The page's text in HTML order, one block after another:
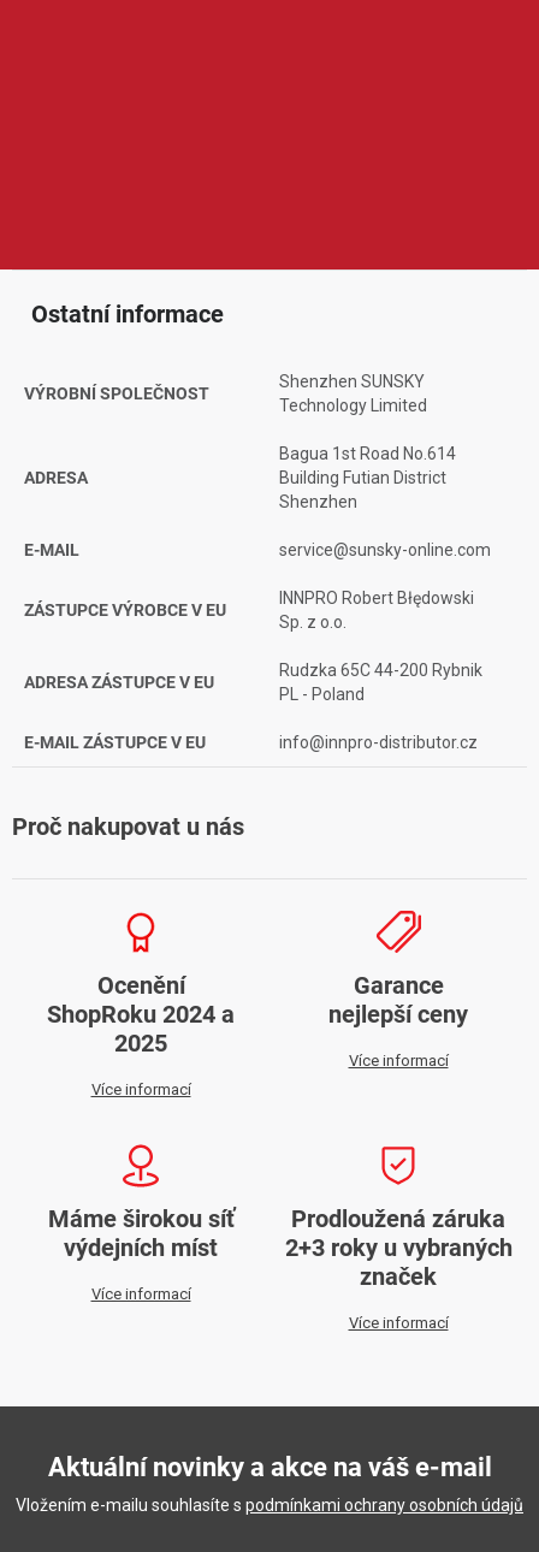
Ostatní informace
VÝROBNÍ SPOLEČNOST
Shenzhen SUNSKY
Technology Limited
ADRESA
Bagua 1st Road No.614
Building Futian District
Shenzhen
E-MAIL service@sunsky-online.com
ZÁSTUPCE VÝROBCE V EU
INNPRO Robert Błędowski
Sp. z o.o.
ADRESA ZÁSTUPCE V EU
Rudzka 65C 44-200 Rybnik
PL - Poland
E-MAIL ZÁSTUPCE V EU info@innpro-distributor.cz
Proč nakupovat u nás
Ocenění
ShopRoku 2024 a
2025
Více informací
Garance
nejlepší ceny
Více informací
Máme širokou síť
výdejních míst
Více informací
Prodloužená záruka
2+3 roky u vybraných
značek
Více informací
Aktuální novinky a akce na váš e-mail
Vložením e-mailu souhlasíte s podmínkami ochrany osobních údajů